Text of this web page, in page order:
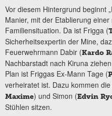
Vor diesem Hintergrund beginnt
Manier, mit der Etablierung
Familiensituation. Da ist Frigga (
Sicherheitsexpertin der Mine,
Feuerwehrmann Dabir (Kardo
Nachbarstadt nach Kiruna
Plan ist Friggas Ex-Mann Tage (
verheiratet ist. Dazu kommen
Maxime) und Simon (Edvin
Stühlen sitzen.